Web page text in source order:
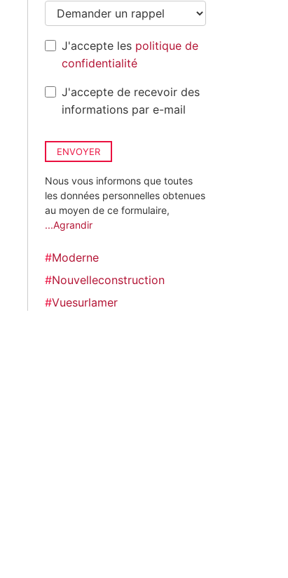
J'accepte les politique de
confidentialité
J'accepte de recevoir des
informations par e-mail
ENVOYER
Nous vous informons que toutes
les données personnelles obtenues
au moyen de ce formulaire,
...Agrandir
#Moderne
#Nouvelleconstruction
#Vuesurlamer